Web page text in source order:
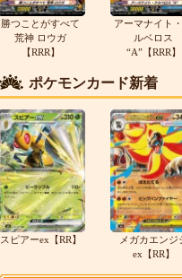
勝つことがすべて
荒神 ロウガ
【RRR】
アーマナイト
ルベロス
“A”【RRR】
ポケモンカード新着
スピアーex【RR】
メガカエンジ
ex【RR】